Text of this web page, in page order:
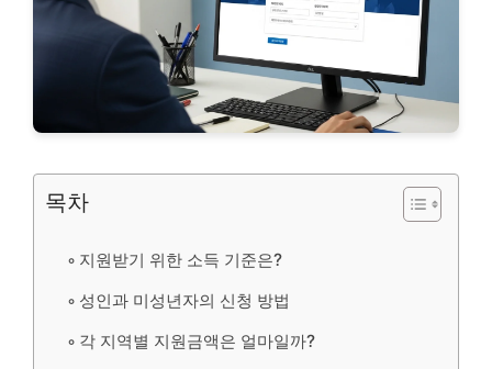
목차
지원받기 위한 소득 기준은?
성인과 미성년자의 신청 방법
각 지역별 지원금액은 얼마일까?